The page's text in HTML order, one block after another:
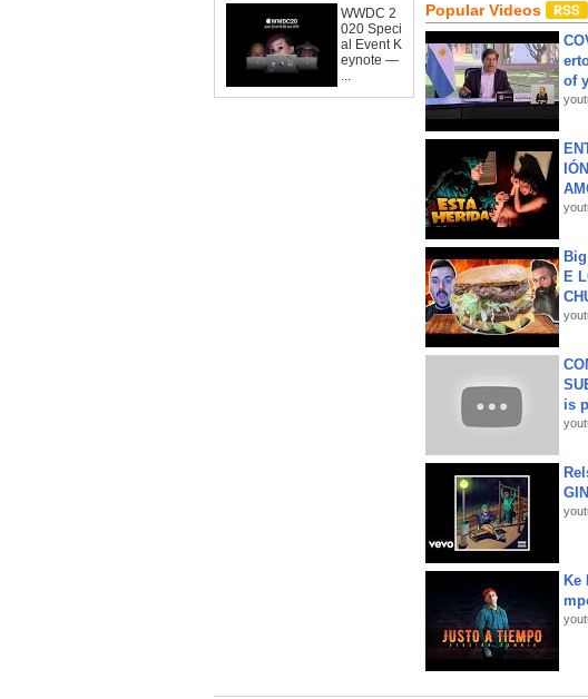
WWDC 2
020 Speci
al Event K
eynote —
...
Popular Videos
of
E
is
Ke